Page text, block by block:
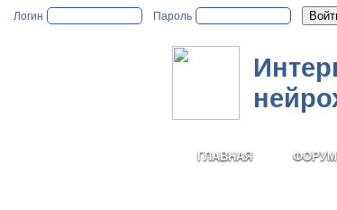
Логин Пароль
ГЛАВНАЯ ФОРУМ